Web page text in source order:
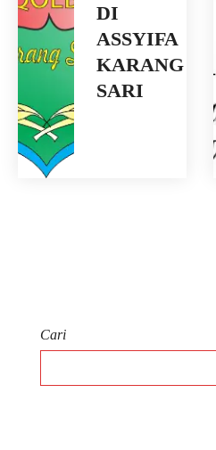
DI
ASSYIFA
KARANG
SARI
Cari